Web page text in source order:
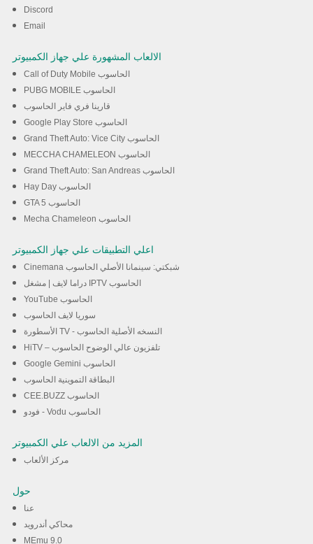
Discord
Email
الالعاب المشهورة علي جهاز الكمبيوتر
Call of Duty Mobile الحاسوب
PUBG MOBILE الحاسوب
قارينا فري فاير الحاسوب
Google Play Store الحاسوب
Grand Theft Auto: Vice City الحاسوب
MECCHA CHAMELEON الحاسوب
Grand Theft Auto: San Andreas الحاسوب
Hay Day الحاسوب
GTA 5 الحاسوب
Mecha Chameleon الحاسوب
اعلي التطبيقات علي جهاز الكمبيوتر
Cinemana شبكتي: سينمانا الأصلي الحاسوب
دراما لايف | مشغل IPTV الحاسوب
YouTube الحاسوب
سوريا لايف الحاسوب
الأسطورة TV - النسخه الأصلية الحاسوب
HiTV – تلفزيون عالي الوضوح الحاسوب
Google Gemini الحاسوب
البطاقة التموينية الحاسوب
CEE.BUZZ الحاسوب
فودو - Vodu الحاسوب
المزيد من الالعاب علي الكمبيوتر
مركز الألعاب
حول
عنا
محاكي أندرويد
MEmu 9.0